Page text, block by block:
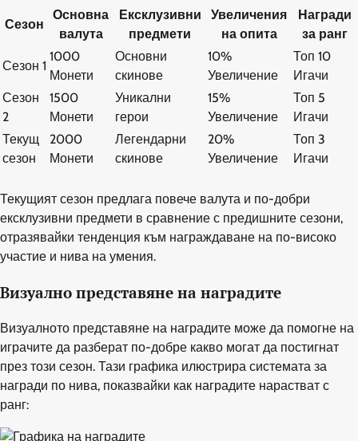
Сезон
Основна
валута
Ексклузивни
предмети
Увеличения
на опита
Награди
за ранг
Сезон 1
1000
Монети
Основни
скинове
10%
Увеличение
Топ 10
Игачи
Сезон
2
1500
Монети
Уникални
герои
15%
Увеличение
Топ 5
Игачи
Текущ
сезон
2000
Монети
Легендарни
скинове
20%
Увеличение
Топ 3
Игачи
Текущият сезон предлага повече валута и по-добри
ексклузивни предмети в сравнение с предишните сезони,
отразявайки тенденция към награждаване на по-високо
участие и нива на умения.
Визуално представяне на наградите
Визуалното представяне на наградите може да помогне на
играчите да разберат по-добре какво могат да постигнат
през този сезон. Тази графика илюстрира системата за
награди по нива, показвайки как наградите нарастват с
ранг: